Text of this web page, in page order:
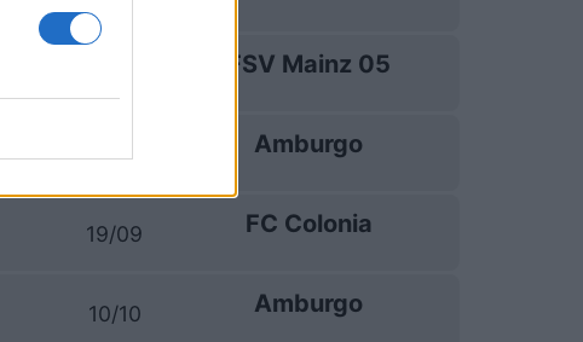
FSV Mainz 05
13/09 Amburgo
19/09 FC Colonia
10/10 Amburgo